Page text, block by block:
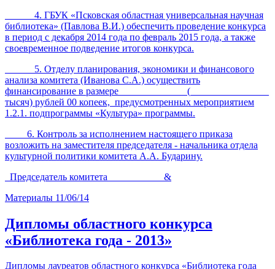
4. ГБУК «Псковская областная универсальная научная
библиотека» (Павлова В.И.) обеспечить проведение конкурса
в период с декабря 2014 года по февраль 2015 года, а также
своевременное подведение итогов конкурса.
5. Отделу планирования, экономики и финансового
анализа комитета (Иванова С.А.) осуществить
финансирование в размере _____________ (________________
тысяч) рублей 00 копеек, предусмотренных мероприятием
1.2.1. подпрограммы «Культура» программы.
6. Контроль за исполнением настоящего приказа
возложить на заместителя председателя - начальника отдела
культурной политики комитета А.А. Бударину.
Председатель комитета &
Материалы 11/06/14
Дипломы областного конкурса
«Библиотека года - 2013»
Дипломы лауреатов областного конкурса «Библиотека года